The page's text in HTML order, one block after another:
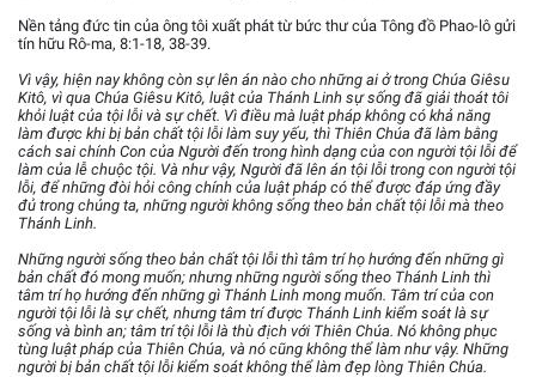
Nền tảng đức tin của ông tôi xuất phát từ bức thư của Tông đồ Phao-lô gửi
tín hữu Rô-ma, 8:1-18, 38-39.
Vì vậy, hiện nay không còn sự lên án nào cho những ai ở trong Chúa Giêsu
Kitô, vì qua Chúa Giêsu Kitô, luật của Thánh Linh sự sống đã giải thoát tôi
khỏi luật của tội lỗi và sự chết. Vì điều mà luật pháp không có khả năng
làm được khi bị bản chất tội lỗi làm suy yếu, thì Thiên Chúa đã làm bằng
cách sai chính Con của Người đến trong hình dạng của con người tội lỗi để
làm của lễ chuộc tội. Và như vậy, Người đã lên án tội lỗi trong con người tội
lỗi, để những đòi hỏi công chính của luật pháp có thể được đáp ứng đầy
đủ trong chúng ta, những người không sống theo bản chất tội lỗi mà theo
Thánh Linh.
Những người sống theo bản chất tội lỗi thì tâm trí họ hướng đến những gì
bản chất đó mong muốn; nhưng những người sống theo Thánh Linh thì
tâm trí họ hướng đến những gì Thánh Linh mong muốn. Tâm trí của con
người tội lỗi là sự chết, nhưng tâm trí được Thánh Linh kiểm soát là sự
sống và bình an; tâm trí tội lỗi là thù địch với Thiên Chúa. Nó không phục
tùng luật pháp của Thiên Chúa, và nó cũng không thể làm như vậy. Những
người bị bản chất tội lỗi kiểm soát không thể làm đẹp lòng Thiên Chúa.